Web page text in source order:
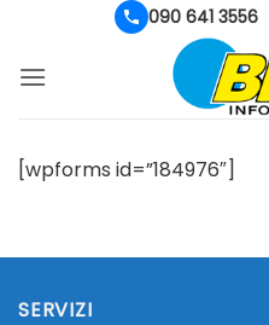
contenuti
090 641 3556
[wpforms id=”184976″]
SERVIZI